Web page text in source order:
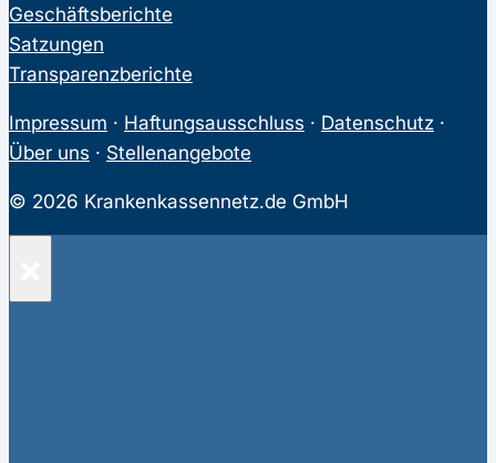
Geschäftsberichte
Satzungen
Transparenzberichte
Impressum · Haftungsausschluss · Datenschutz ·
Über uns · Stellenangebote
© 2026 Krankenkassennetz.de GmbH